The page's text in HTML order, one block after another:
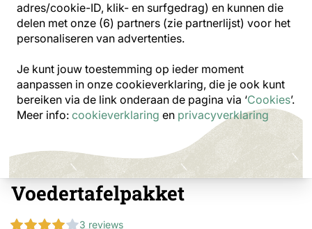
adres/cookie-ID, klik- en surfgedrag) en kunnen die
delen met onze (6) partners (zie partnerlijst) voor het
personaliseren van advertenties.
Je kunt jouw toestemming op ieder moment
aanpassen in onze cookieverklaring, die je ook kunt
bereiken via de link onderaan de pagina via ‘Cookies’.
Meer info: cookieverklaring en privacyverklaring
Voedertafelpakket
3 reviews